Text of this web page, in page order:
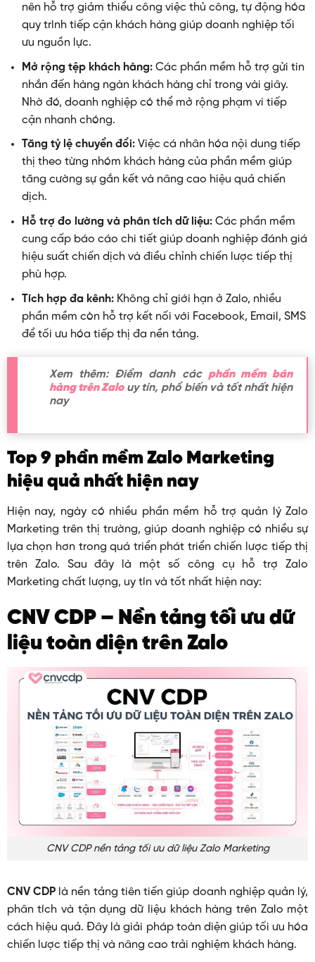
nên hỗ trợ giảm thiểu công việc thủ công, tự động hóa
quy trình tiếp cận khách hàng giúp doanh nghiệp tối
ưu nguồn lực.
Mở rộng tệp khách hàng:Các phần mềm hỗ trợ gửi tin
nhắn đến hàng ngàn khách hàng chỉ trong vài giây.
Nhờ đó, doanh nghiệp có thể mở rộng phạm vi tiếp
cận nhanh chóng.
Tăng tỷ lệ chuyển đổi:Việc cá nhân hóa nội dung tiếp
thị theo từng nhóm khách hàng của phần mềm giúp
tăng cường sự gắn kết và nâng cao hiệu quả chiến
dịch.
Hỗ trợ đo lường và phân tích dữ liệu:Các phần mềm
cung cấp báo cáo chi tiết giúp doanh nghiệp đánh giá
hiệu suất chiến dịch và điều chỉnh chiến lược tiếp thị
phù hợp.
Tích hợp đa kênh:Không chỉ giới hạn ở Zalo, nhiều
phần mềm còn hỗ trợ kết nối với Facebook, Email, SMS
để tối ưu hóa tiếp thị đa nền tảng.
Xem thêm: Điểm danh các phần mềm bán
hàng trên Zalouy tín, phổ biến và tốt nhất hiện
nay
Top 9 phần mềm Zalo Marketing
hiệu quả nhất hiện nay
Hiện nay, ngày có nhiều phần mềm hỗ trợ quản lý Zalo
Marketing trên thị trường, giúp doanh nghiệp có nhiều sự
lựa chọn hơn trong quá triển phát triển chiến lược tiếp thị
trên Zalo. Sau đây là một số công cụ hỗ trợ Zalo
Marketing chất lượng, uy tín và tốt nhất hiện nay:
CNV CDP – Nền tảng tối ưu dữ
liệu toàn diện trên Zalo
CNV CDP nền tảng tối ưu dữ liệu Zalo Marketing
CNV CDP là nền tảng tiên tiến giúp doanh nghiệp quản lý,
phân tích và tận dụng dữ liệu khách hàng trên Zalo một
cách hiệu quả. Đây là giải pháp toàn diện giúp tối ưu hóa
chiến lược tiếp thị và nâng cao trải nghiệm khách hàng.